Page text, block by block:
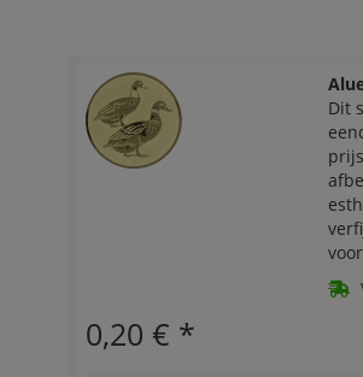
Dit
0,20 € *